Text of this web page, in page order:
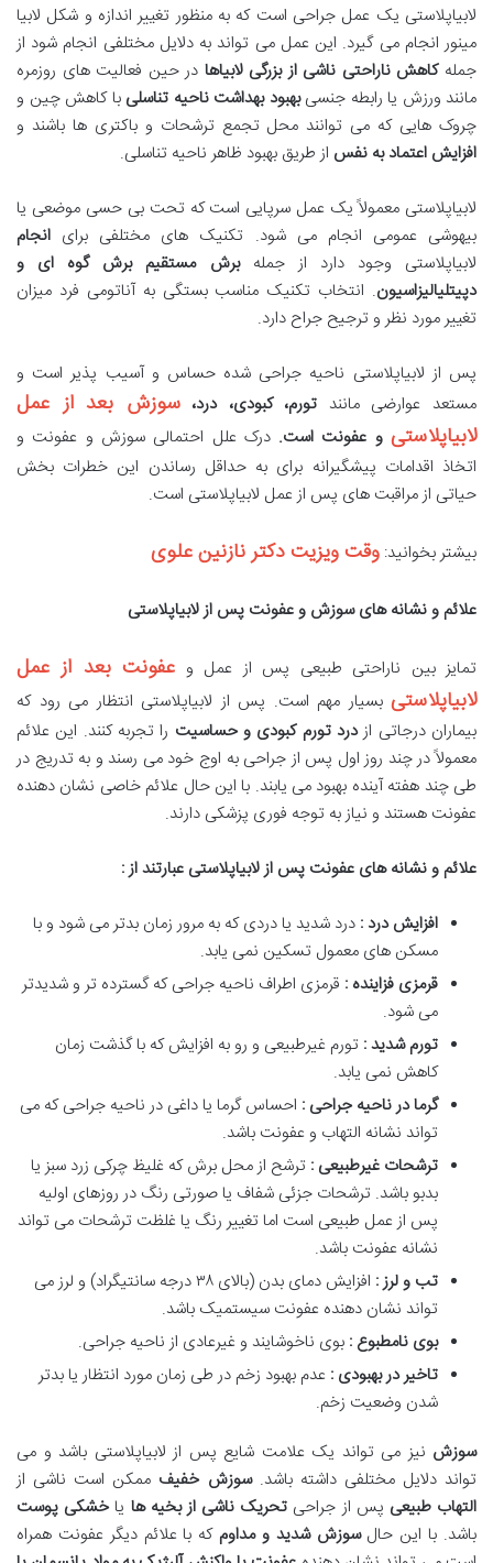
لابیاپلاستی یک عمل جراحی است که به منظور تغییر اندازه و شکل لابیا
مینور انجام می گیرد. این عمل می تواند به دلایل مختلفی انجام شود از
جملهکاهش ناراحتی ناشی از بزرگی لابیاها در حین فعالیت های روزمره
مانند ورزش یا رابطه جنسیبهبود بهداشت ناحیه تناسلی با کاهش چین و
چروک هایی که می توانند محل تجمع ترشحات و باکتری ها باشند و
افزایش اعتماد به نفس از طریق بهبود ظاهر ناحیه تناسلی.
لابیاپلاستی معمولاً یک عمل سرپایی است که تحت بی حسی موضعی یا
بیهوشی عمومی انجام می شود. تکنیک های مختلفی برای انجام
لابیاپلاستی وجود دارد از جملهبرش مستقیم برش گوه ای و
دپیتلیالیزاسیون. انتخاب تکنیک مناسب بستگی به آناتومی فرد میزان
تغییر مورد نظر و ترجیح جراح دارد.
پس از لابیاپلاستی ناحیه جراحی شده حساس و آسیب پذیر است و
مستعد عوارضی مانند تورم، کبودی، درد،سوزش بعد از عمل
لابیاپلاستیو عفونت است. درک علل احتمالی سوزش و عفونت و
اتخاذ اقدامات پیشگیرانه برای به حداقل رساندن این خطرات بخش
حیاتی از مراقبت های پس از عمل لابیاپلاستی است.
بیشتر بخوانید: وقت ویزیت دکتر نازنین علوی
علائم و نشانه های سوزش و عفونت پس از لابیاپلاستی
تمایز بین ناراحتی طبیعی پس از عمل و عفونت بعد از عمل
لابیاپلاستی بسیار مهم است. پس از لابیاپلاستی انتظار می رود که
بیماران درجاتی ازدرد تورم کبودی و حساسیت را تجربه کنند. این علائم
معمولاً در چند روز اول پس از جراحی به اوج خود می رسند و به تدریج در
طی چند هفته آینده بهبود می یابند. با این حال علائم خاصی نشان دهنده
عفونت هستند و نیاز به توجه فوری پزشکی دارند.
علائم و نشانه های عفونت پس از لابیاپلاستی عبارتند از :
افزایش درد : درد شدید یا دردی که به مرور زمان بدتر می شود و با
مسکن های معمول تسکین نمی یابد.
قرمزی فزاینده : قرمزی اطراف ناحیه جراحی که گسترده تر و شدیدتر
می شود.
تورم شدید : تورم غیرطبیعی و رو به افزایش که با گذشت زمان
کاهش نمی یابد.
گرما در ناحیه جراحی : احساس گرما یا داغی در ناحیه جراحی که می
تواند نشانه التهاب و عفونت باشد.
ترشحات غیرطبیعی : ترشح از محل برش که غلیظ چرکی زرد سبز یا
بدبو باشد. ترشحات جزئی شفاف یا صورتی رنگ در روزهای اولیه
پس از عمل طبیعی است اما تغییر رنگ یا غلظت ترشحات می تواند
نشانه عفونت باشد.
تب و لرز :
افزایش دمای بدن (بالای ۳۸ درجه سانتیگراد) و لرز می
تواند نشان دهنده عفونت سیستمیک باشد.
بوی نامطبوع : بوی ناخوشایند و غیرعادی از ناحیه جراحی.
تاخیر در بهبودی : عدم بهبود زخم در طی زمان مورد انتظار یا بدتر
شدن وضعیت زخم.
سوزش نیز می تواند یک علامت شایع پس از لابیاپلاستی باشد و می
تواند دلایل مختلفی داشته باشد.سوزش خفیف ممکن است ناشی از
التهاب طبیعی پس از جراحی تحریک ناشی از بخیه ها یاخشکی پوست
باشد. با این حالسوزش شدید و مداوم که با علائم دیگر عفونت همراه